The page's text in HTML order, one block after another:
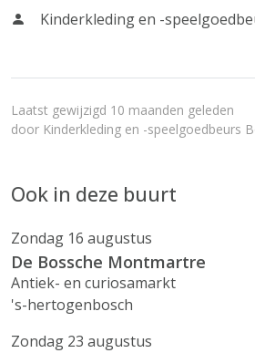
Kinderkleding en -
Laatst gewijzigd 10 maanden geleden
door Kinderkleding en -speelgoedbeurs
Ook in deze buurt
Zondag 16 augustus
De Bossche Montmartre
Antiek- en curiosamarkt
's-hertogenbosch
Zondag 23 augustus